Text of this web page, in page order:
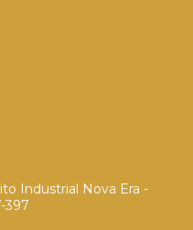
Industrial Nova Era -
397